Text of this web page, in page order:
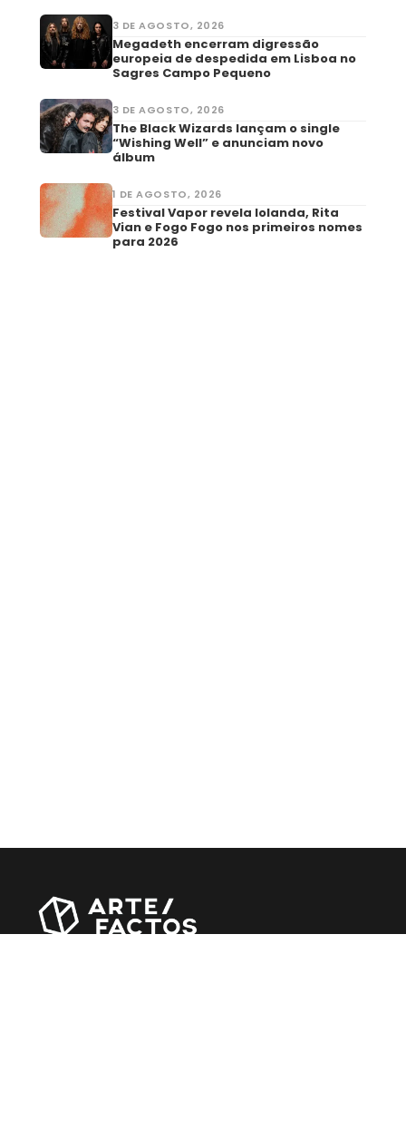
3 DE AGOSTO, 2026
Megadeth encerram digressão
europeia de despedida em Lisboa no
Sagres Campo Pequeno
3 DE AGOSTO, 2026
The Black Wizards lançam o single
“Wishing Well” e anunciam novo
álbum
1 DE AGOSTO, 2026
Festival Vapor revela Iolanda, Rita
Vian e Fogo Fogo nos primeiros nomes
para 2026